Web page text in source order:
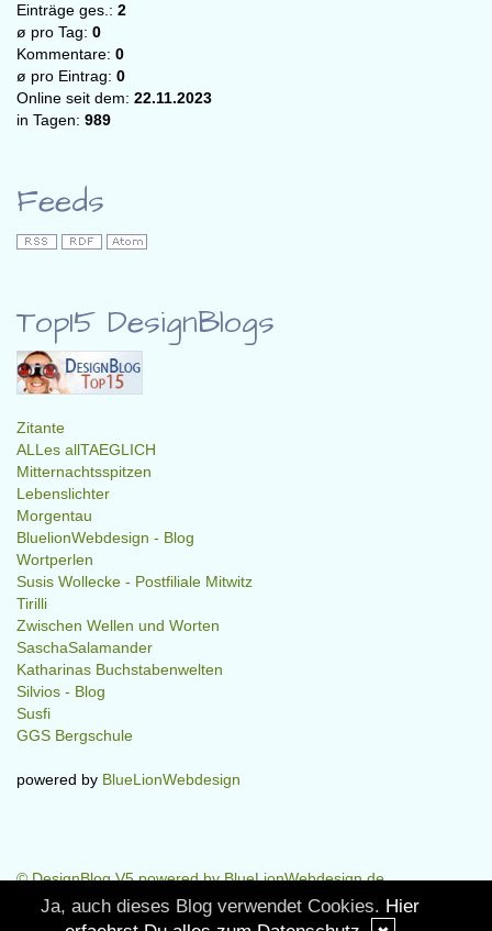
Einträge ges.: 2
ø pro Tag: 0
Kommentare: 0
ø pro Eintrag: 0
Online seit dem: 22.11.2023
in Tagen: 989
Feeds
Top15 DesignBlogs
Zitante
ALLes allTAEGLICH
Mitternachtsspitzen
Lebenslichter
Morgentau
BluelionWebdesign - Blog
Wortperlen
Susis Wollecke - Postfiliale Mitwitz
Tirilli
Zwischen Wellen und Worten
SaschaSalamander
Katharinas Buchstabenwelten
Silvios - Blog
Susfi
GGS Bergschule
powered by BlueLionWebdesign
© DesignBlog V5 powered by BlueLionWebdesign.de
Ja, auch dieses Blog verwendet Cookies. Hier